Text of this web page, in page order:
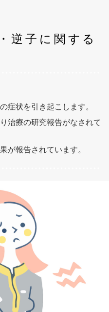
逆子に関する
症状を引き起こします。
治療の研究報告がなされて
が報告されています。